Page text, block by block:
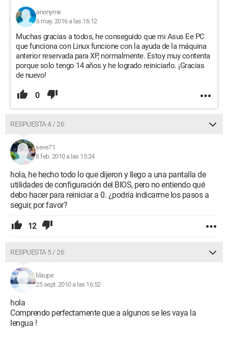
anonyme
6 may. 2016 a las 16:12
Muchas gracias a todos, he conseguido que mi Asus Ee PC
que funciona con Linux funcione con la ayuda de la máquina
anterior reservada para XP, normalmente. Estoy muy contenta
porque solo tengo 14 años y he logrado reiniciarlo. ¡Gracias
de nuevo!
0
RESPUESTA 4 / 26
seve71
8 feb. 2010 a las 15:24
hola, he hecho todo lo que dijeron y llego a una pantalla de
utilidades de configuración del BIOS, pero no entiendo qué
debo hacer para reiniciar a 0. ¿podría indicarme los pasos a
seguir, por favor?
12
RESPUESTA 5 / 26
blaupe
25 sept. 2010 a las 16:52
hola
Comprendo perfectamente que a algunos se les vaya la
lengua !